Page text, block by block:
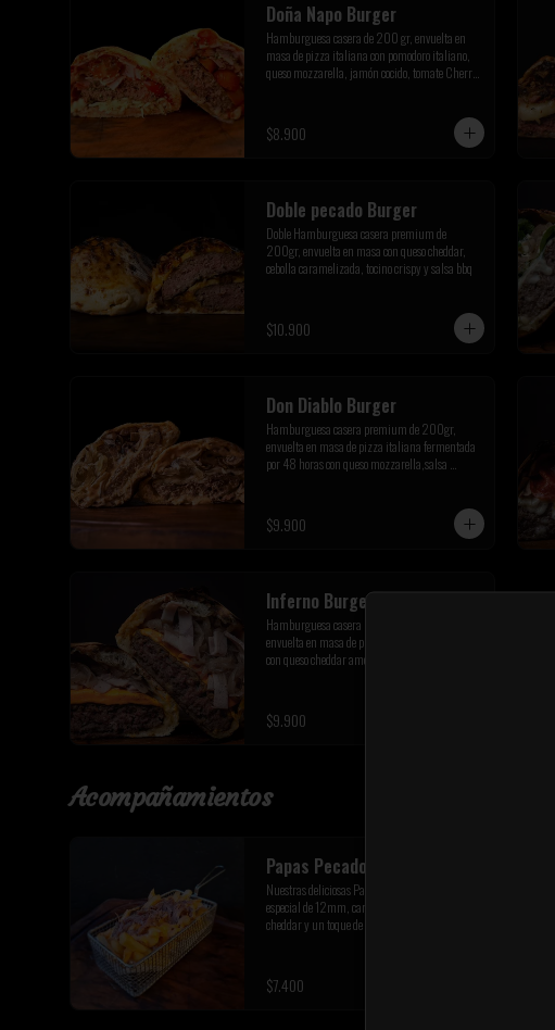
Doña Napo Burger
Hamburguesa casera de 200 gr, envuelta en
masa de pizza italiana con pomodoro italiano,
queso mozzarella, jamón cocido, tomate Cherry
$8.900
Doble pecado Burger
Doble Hamburguesa casera premium de
200gr, envuelta en masa con queso cheddar,
cebolla caramelizada, tocino crispy y salsa bbq
$10.900
Don Diablo Burger
Hamburguesa casera premium de 200gr,
envuelta en masa de pizza italiana fermentada
por 48 horas con queso mozzarella,salsa
$9.900
Inferno Burger
Hamburguesa casera premium de 200 gr,
envuelta en masa de pizza a la piedra italiana
con queso cheddar americano, queso de cabra,
$9.900
Acompañamientos
Papas Pecadoras
Nuestras deliciosas Papas fritas corte bastón
especial de 12mm, carne mechada queso
cheddar y un toque de ciboulette fresco
$7.400